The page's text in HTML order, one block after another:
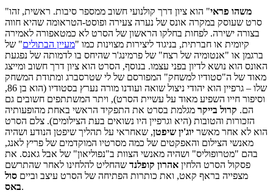
"
משהו פראי" הוא ציון דרך קולנועי חשוב ממספר סיבות. ראשית, זהו
סרט שעוסק במקרה אונס של נערה צעירה ופוסט-הטראומה שהיא חווה
בצורה ישירה. לפחות בחלקו הראשון של הסרט לא כמטאפורה לאמירה
קיומית או חברתית, בניגוד ליצירות מצוינות כמו "מעיין הבתולים" של
ברגמן או "אנטומיה של רצח" של פרמינג'ר שהיחס בו לדמותה של נפגעת
האונס הוא נושא לדיון בפני עצמו. בנוסף, הסרט הוא ציון דרך חשוב ומייצג
מאוד של ה"סטודיו למשחק" המפורסם של לי שטרסברג ומתודת המשחק
שלו – גרפיין הוא יהודי ניצול שואה ועודנו מורה נערץ בסטודיו (הוא בן 86,
וסיפור חייו השפיע מאוד על עשיית הסרט), ויתר המשתתפים חשובים גם
הם. קרול בייקר מגלמת בסרט את התפקיד הראשי באחת מהופעותיה
הזכורות והטובות (היא וגרפיין היו נשואים בעת הצילומים). צלם הסרט
הוא לא אחר מאשר יוג'ין שיפטן, שאחראי על תהליך שיפטן הנודע ושהיה
מאנשי הצילום והאפקטים של כמה מסרטיו המוקדמים של פריץ לאנג,
בהם "מטרופוליס" ושהיה מאנשי הצוות ב"נפוליאון" של אבל גאנס. את
פסקול הסרט הלחין אהרון קופלנד שהחליט להלחינו לאחר שהתרשם
מצפייה בראף קאט, ואת כותרות הפתיחה של הסרט עיצב וביים סול
באס.